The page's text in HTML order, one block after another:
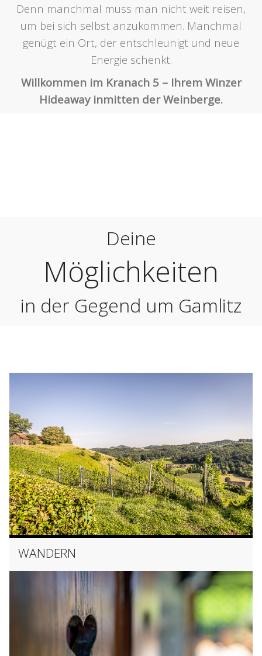
Denn manchmal muss man nicht weit reisen,
um bei sich selbst anzukommen. Manchmal
genügt ein Ort, der entschleunigt und neue
Energie schenkt.
Willkommen im Kranach 5 – Ihrem Winzer
Hideaway inmitten der Weinberge.
Deine
Möglichkeiten
in der Gegend um Gamlitz
WANDERN